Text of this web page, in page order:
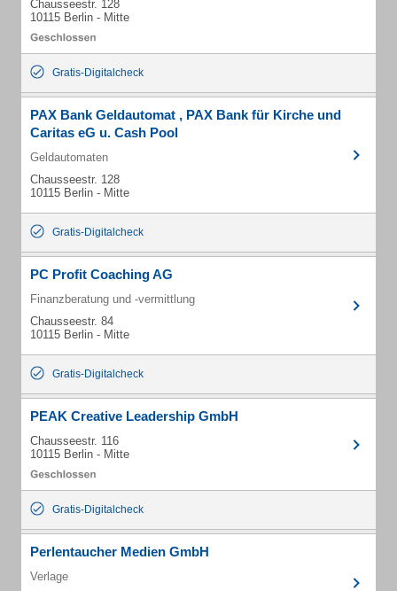
Chausseestr. 128
10115 Berlin - Mitte
Gratis-Digitalcheck
PAX Bank Geldautomat , PAX Bank für Kirche und
Caritas eG u. Cash Pool
Geldautomaten
Chausseestr. 128
10115 Berlin - Mitte
Gratis-Digitalcheck
PC Profit Coaching AG
Finanzberatung und -vermittlung
Chausseestr. 84
10115 Berlin - Mitte
Gratis-Digitalcheck
PEAK Creative Leadership GmbH
Chausseestr. 116
10115 Berlin - Mitte
Gratis-Digitalcheck
Perlentaucher Medien GmbH
Verlage